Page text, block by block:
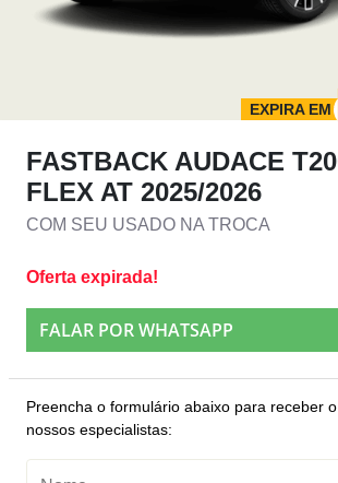
EXPIRA EM
FASTBACK AUDACE
FLEX AT 2025/2026
COM SEU USADO NA TROCA
Oferta expirada!
FALAR POR WHATSAPP
Preencha o formulário abaixo para receber
nossos especialistas: